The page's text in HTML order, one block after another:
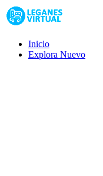
Inicio
Explora Nuevo